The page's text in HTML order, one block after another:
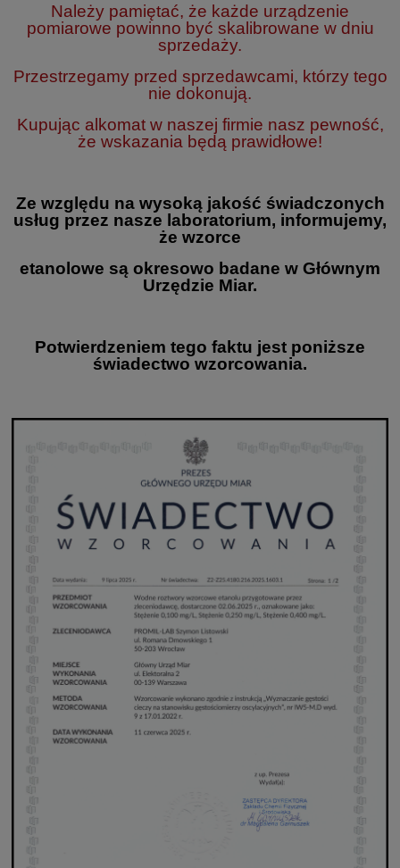
Należy pamiętać, że każde urządzenie
pomiarowe powinno być skalibrowane w dniu
sprzedaży.
Przestrzegamy przed sprzedawcami, którzy tego
nie dokonują.
Kupując alkomat w naszej firmie nasz pewność,
że wskazania będą prawidłowe!
Ze względu na wysoką jakość świadczonych
usług przez nasze laboratorium, informujemy,
że wzorce
etanolowe są okresowo badane w Głównym
Urzędzie Miar.
Potwierdzeniem tego faktu jest poniższe
świadectwo wzorcowania.